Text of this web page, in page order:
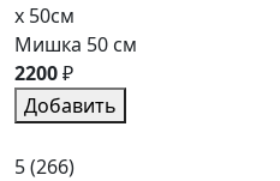
x 50см
Мишка 50 см
2200₽
Добавить
5(266)